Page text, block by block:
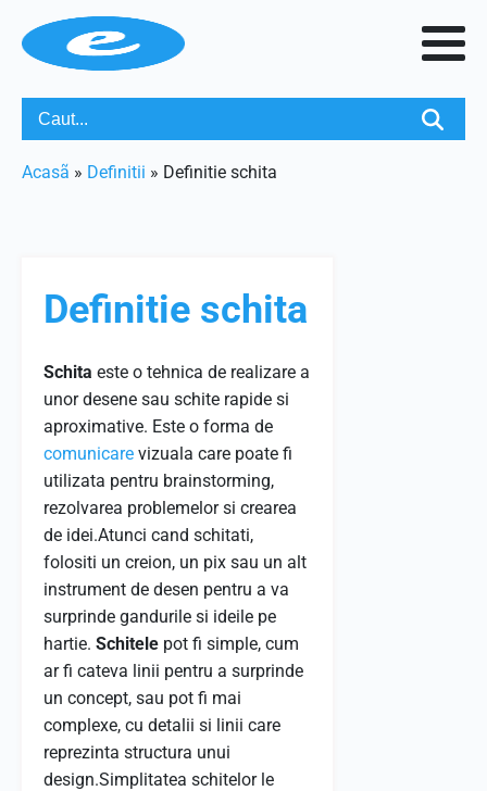
Acasã » Definitii » Definitie schita
Definitie schita
Schita este o tehnica de realizare a
unor desene sau schite rapide si
aproximative. Este o forma de
comunicare vizuala care poate fi
utilizata pentru brainstorming,
rezolvarea problemelor si crearea
de idei.Atunci cand schitati,
folositi un creion, un pix sau un alt
instrument de desen pentru a va
surprinde gandurile si ideile pe
hartie. Schitele pot fi simple, cum
ar fi cateva linii pentru a surprinde
un concept, sau pot fi mai
complexe, cu detalii si linii care
reprezinta structura unui
design.Simplitatea schitelor le